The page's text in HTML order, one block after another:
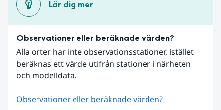
Lär dig mer
Observationer eller beräknade värden?
Alla orter har inte observationsstationer, istället
beräknas ett värde utifrån stationer i närheten
och modelldata.
Observationer eller beräknade värden?